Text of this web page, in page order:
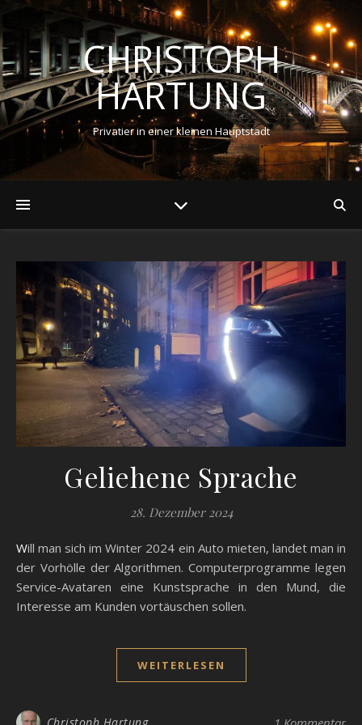
CHRISTOPH
HARTUNG
Privatier in einer kleinen Hauptstadt
Geliehene Sprache
28. Dezember 2024
Will man sich im Winter 2024 ein Auto mieten, landet man in
der Vorhölle der Algorithmen. Computerprogramme legen
Service-Avataren eine Kunstsprache in den Mund, die
Interesse am Kunden vortäuschen sollen.
WEITERLESEN